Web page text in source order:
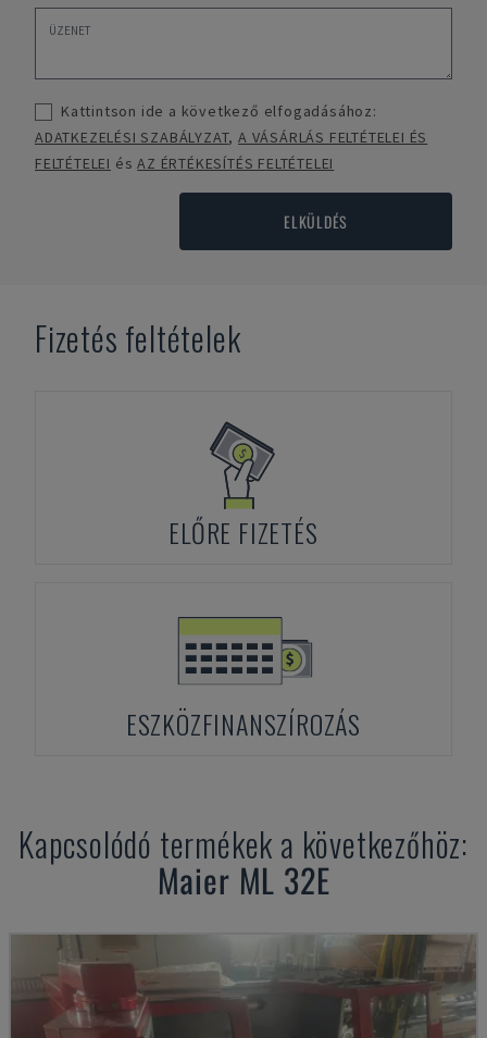
Kattintson ide a következő elfogadásához:
ADATKEZELÉSI SZABÁLYZAT,A VÁSÁRLÁS FELTÉTELEI ÉS
FELTÉTELEI ésAZ ÉRTÉKESÍTÉS FELTÉTELEI
ELKÜLDÉS
Fizetés feltételek
ELŐRE FIZETÉS
ESZKÖZFINANSZÍROZÁS
Kapcsolódó termékek a következőhöz:
Maier ML 32E